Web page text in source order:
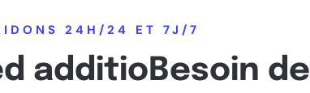
24H/24 ET 7J/7
additioBesoin de